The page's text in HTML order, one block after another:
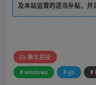
及本站运营的适当补贴，并
赛车竞技
# windows
# gb #